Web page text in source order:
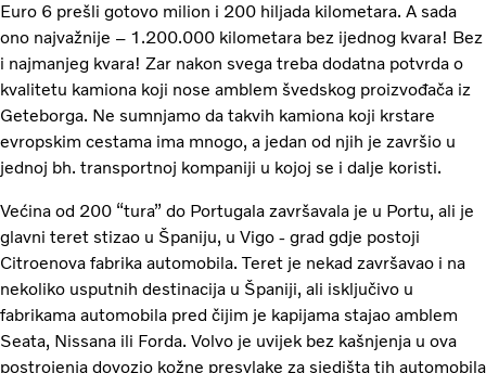
Euro 6 prešli gotovo milion i 200 hiljada kilometara. A sada
ono najvažnije – 1.200.000 kilometara bez ijednog kvara! Bez
i najmanjeg kvara! Zar nakon svega treba dodatna potvrda o
kvalitetu kamiona koji nose amblem švedskog proizvođača iz
Geteborga. Ne sumnjamo da takvih kamiona koji krstare
evropskim cestama ima mnogo, a jedan od njih je završio u
jednoj bh. transportnoj kompaniji u kojoj se i dalje koristi.
Većina od 200 “tura” do Portugala završavala je u Portu, ali je
glavni teret stizao u Španiju, u Vigo - grad gdje postoji
Citroenova fabrika automobila. Teret je nekad završavao i na
nekoliko usputnih destinacija u Španiji, ali isključivo u
fabrikama automobila pred čijim je kapijama stajao amblem
Seata, Nissana ili Forda. Volvo je uvijek bez kašnjenja u ova
postrojenja dovozio kožne presvlake za sjedišta tih automobila